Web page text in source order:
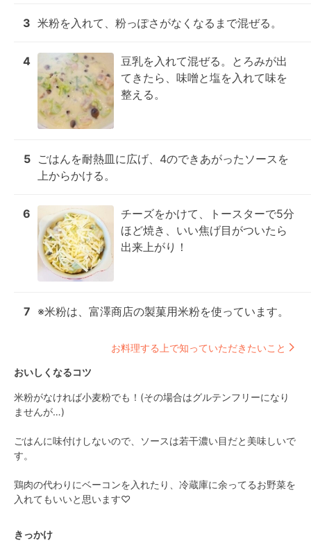
3 米粉を入れて、粉っぽさがなくなるまで混ぜる。
4
豆乳を入れて混ぜる。とろみが出
てきたら、味噌と塩を入れて味を
整える。
5 ごはんを耐熱皿に広げ、4のできあがったソースを
上からかける。
6
チーズをかけて、トースターで5分
ほど焼き、いい焦げ目がついたら
出来上がり！
7 ※米粉は、富澤商店の製菓用米粉を使っています。
お料理する上で知っていただきたいこと
おいしくなるコツ
米粉がなければ小麦粉でも！(その場合はグルテンフリーになり
ませんが…)
ごはんに味付けしないので、ソースは若干濃い目だと美味しいで
す。
鶏肉の代わりにベーコンを入れたり、冷蔵庫に余ってるお野菜を
入れてもいいと思います♡
きっかけ